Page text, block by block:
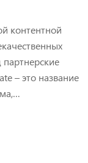
контентной
– это название